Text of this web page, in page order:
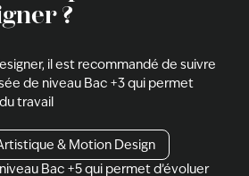
?
il est recommandé de suivre
de niveau Bac +3 qui permet
travail
& Motion Design
Bac +5 qui permet d’évoluer